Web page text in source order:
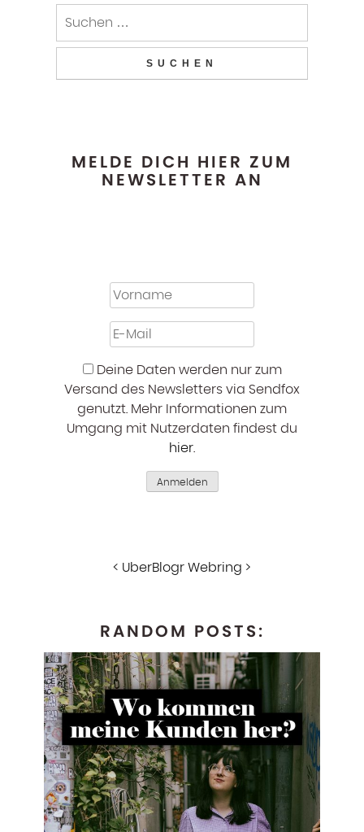
MELDE DICH HIER ZUM
NEWSLETTER AN
Deine Daten werden nur zum
Versand des Newsletters via Sendfox
genutzt. Mehr Informationen zum
Umgang mit Nutzerdaten findest du
hier.
Anmelden
< UberBlogr Webring >
RANDOM POSTS: